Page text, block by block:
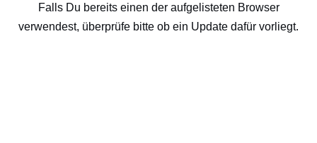
Falls Du bereits einen der aufgelisteten Browser
verwendest, überprüfe bitte ob ein Update dafür vorliegt.